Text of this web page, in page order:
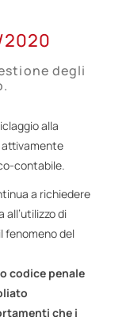
degli
alla
contabile.
a richiedere
di
fenomeno del
codice penale
che i